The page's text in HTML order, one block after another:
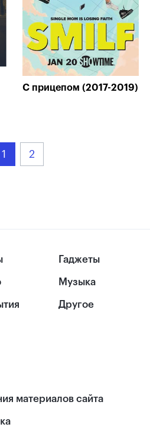
С прицепом (2017-2019)
1 2
Гаджеты
Музыка
Другое
материалов сайта